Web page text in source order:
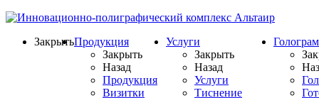
ЗакрытьПродукция
Закрыть
Назад
Продукция
Визитки
Услуги
Закрыть
Назад
Услуги
Тиснение